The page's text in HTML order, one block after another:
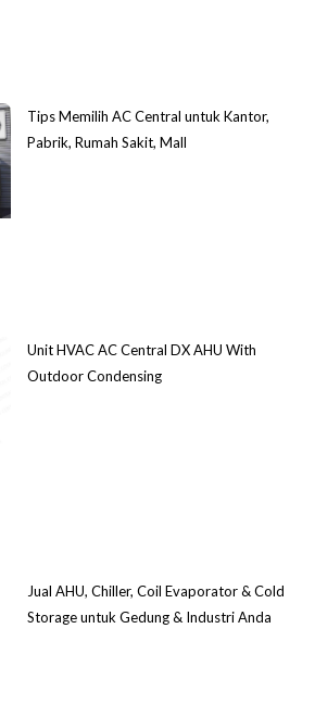
Tips Memilih AC Central untuk Kantor,
Pabrik, Rumah Sakit, Mall
Unit HVAC AC Central DX AHU With
Outdoor Condensing
Jual AHU, Chiller, Coil Evaporator & Cold
Storage untuk Gedung & Industri Anda